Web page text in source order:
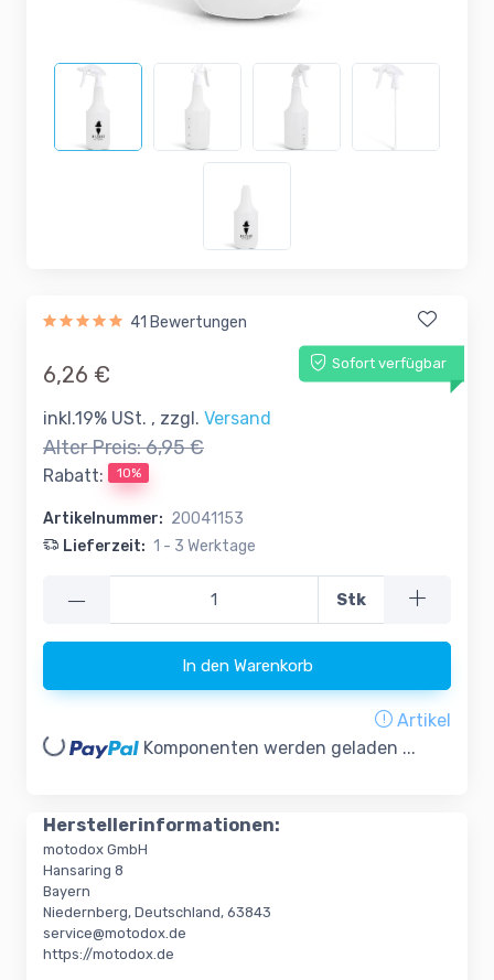
41 Bewertungen
Sofort verfügbar
6,26 €
inkl.19% USt. , zzgl. Versand
Alter Preis:6,95 €
Rabatt: 10%
Artikelnummer: 20041153
Lieferzeit: 1 - 3 Werktage
— Stk
In den Warenkorb
Artikel
Komponenten werden geladen ...
Herstellerinformationen:
motodox GmbH
Hansaring 8
Bayern
Niedernberg, Deutschland, 63843
service@motodox.de
https://motodox.de